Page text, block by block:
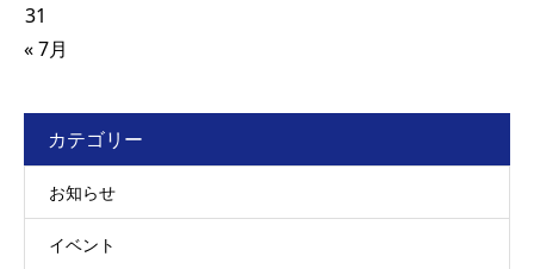
31
« 7月
カテゴリー
お知らせ
イベント